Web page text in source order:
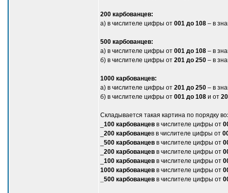
200 карбованцев:
а) в числителе цифры от 001 до 108 – в
500 карбованцев:
а) в числителе цифры от 001 до 108 – в
б) в числителе цифры от 201 до 250 – в
1000 карбованцев:
а) в числителе цифры от 201 до 250 – в
б) в числителе цифры от 001 до 108 и от
Складывается такая картина по порядку
100 карбованцев в числителе цифры от
200 карбованцев в числителе цифры от
500 карбованцев в числителе цифры от
200 карбованцев в числителе цифры от
100 карбованцев в числителе цифры от
1000 карбованцев в числителе цифры от
_500 карбованцев в числителе цифры от